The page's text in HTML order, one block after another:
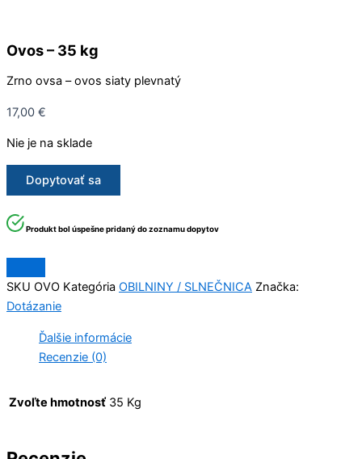
Ovos – 35 kg
Zrno ovsa – ovos siaty plevnatý
17,00 €
Nie je na sklade
Dopytovať sa
Produkt bol úspešne pridaný do zoznamu dopytov
SKU OVO Kategória OBILNINY / SLNEČNICA Značka:
Dotázanie
Ďalšie informácie
Recenzie (0)
Zvoľte hmotnosť 35 Kg